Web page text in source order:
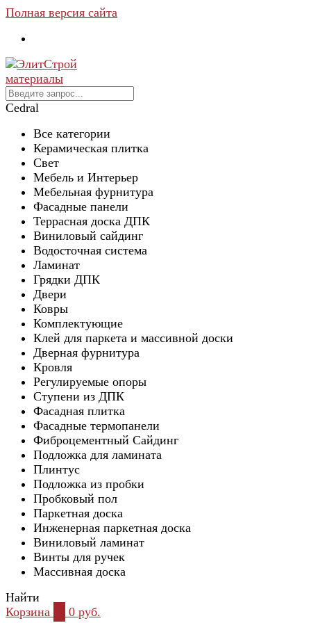
Полная версия сайта
Cedral
Все категории
Керамическая плитка
Свет
Мебель и Интерьер
Мебельная фурнитура
Фасадные панели
Террасная доска ДПК
Виниловый сайдинг
Водосточная система
Ламинат
Грядки ДПК
Двери
Ковры
Комплектующие
Клей для паркета и массивной доски
Дверная фурнитура
Кровля
Регулируемые опоры
Ступени из ДПК
Фасадная плитка
Фасадные термопанели
Фиброцементный Сайдинг
Подложка для ламината
Плинтус
Подложка из пробки
Пробковый пол
Паркетная доска
Инженерная паркетная доска
Виниловый ламинат
Винты для ручек
Массивная доска
Найти
Корзина
0 руб.